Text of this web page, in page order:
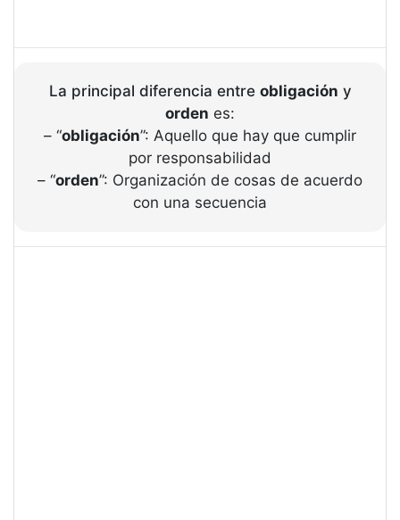
La principal diferencia entre obligación y
orden es:
– “obligación”: Aquello que hay que cumplir
por responsabilidad
– “orden”: Organización de cosas de acuerdo
con una secuencia